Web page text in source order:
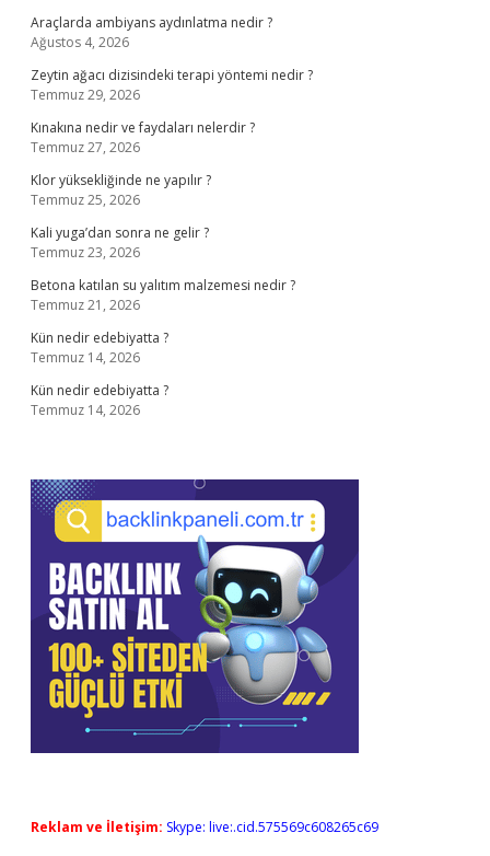
Araçlarda ambiyans aydınlatma nedir ?
Ağustos 4, 2026
Zeytin ağacı dizisindeki terapi yöntemi nedir ?
Temmuz 29, 2026
Kınakına nedir ve faydaları nelerdir ?
Temmuz 27, 2026
Klor yüksekliğinde ne yapılır ?
Temmuz 25, 2026
Kali yuga’dan sonra ne gelir ?
Temmuz 23, 2026
Betona katılan su yalıtım malzemesi nedir ?
Temmuz 21, 2026
Kün nedir edebiyatta ?
Temmuz 14, 2026
Kün nedir edebiyatta ?
Temmuz 14, 2026
Reklam ve İletişim: Skype: live:.cid.575569c608265c69